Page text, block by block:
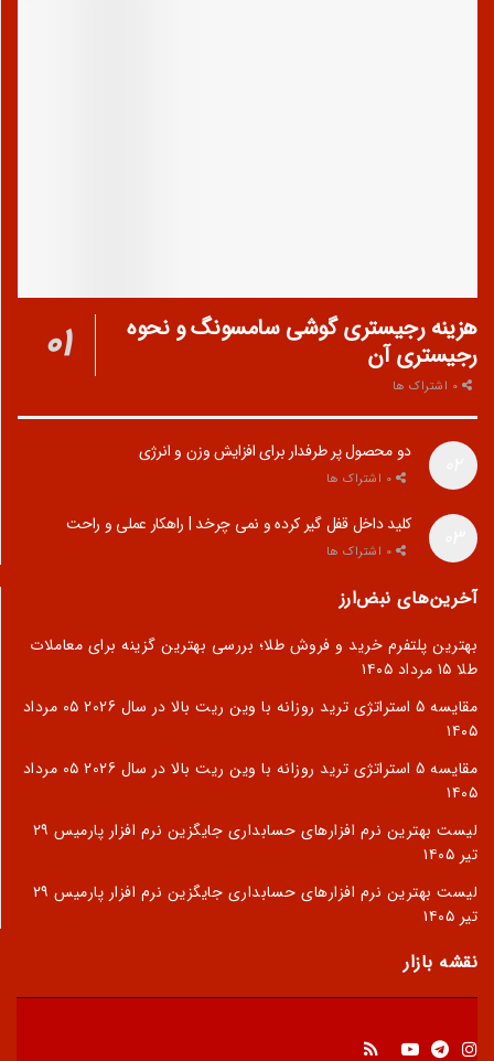
هزینه رجیستری گوشی سامسونگ و نحوه
رجیستری آن
دو محصول پر طرفدار برای افزایش وزن و انرژی
کلید داخل قفل گیر کرده و نمی چرخد | راهکار عملی و راحت
آخرین‌های نبض‌ارز
بهترین پلتفرم خرید و فروش طلا؛ بررسی بهترین گزینه برای معاملات
طلا ۱۵ مرداد ۱۴۰۵
مقایسه 5 استراتژی ترید روزانه با وین ریت بالا در سال 2026
۰۵ مرداد
۱۴۰۵
مقایسه 5 استراتژی ترید روزانه با وین ریت بالا در سال 2026
۰۵ مرداد
۱۴۰۵
لیست بهترین نرم افزارهای حسابداری جایگزین نرم افزار پارمیس ۲۹
تیر ۱۴۰۵
لیست بهترین نرم افزارهای حسابداری جایگزین نرم افزار پارمیس ۲۹
تیر ۱۴۰۵
نقشه بازار